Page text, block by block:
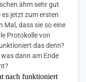
ähm sehr gut
es jetzt zum ersten
Mal, dass sie so eine
Protokolle von
das denn?
dann am Ende
nach funktioniert